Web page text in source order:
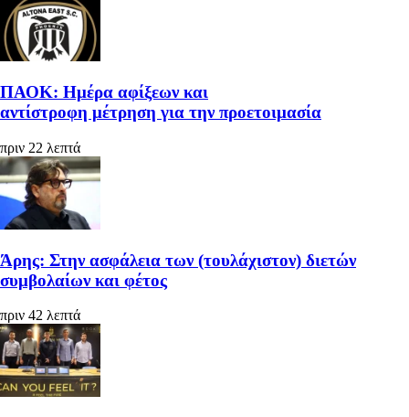
ΠΑΟΚ: Ημέρα αφίξεων και
αντίστροφη μέτρηση για την προετοιμασία
πριν 22 λεπτά
Άρης: Στην ασφάλεια των (τουλάχιστον) διετών
συμβολαίων και φέτος
πριν 42 λεπτά